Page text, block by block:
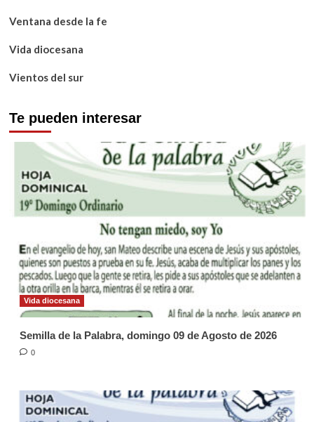
Ventana desde la fe
Vida diocesana
Vientos del sur
Te pueden interesar
Vida diocesana
Semilla de la Palabra, domingo 09 de Agosto de 2026
0